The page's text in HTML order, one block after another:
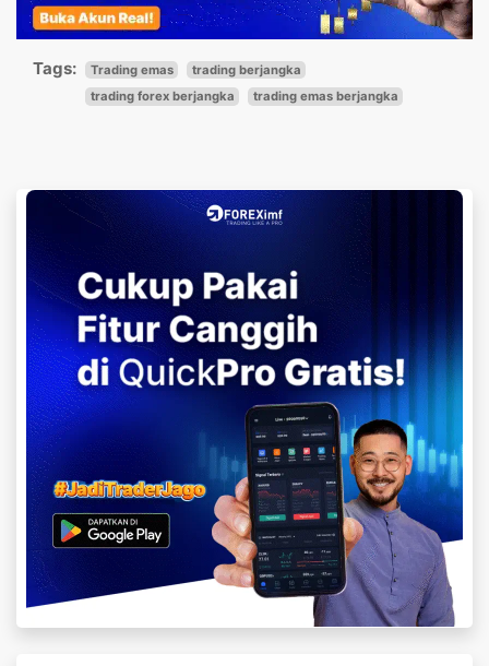
Tags: Trading emas
trading berjangka
trading forex berjangka
trading emas berjangka